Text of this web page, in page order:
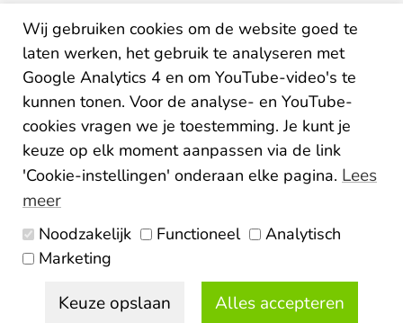
BTW8133.20.343.B.01
KvK34207150
IBANNL26ABNA0507435125
Algemene voorwaarden
Disclaimer Colofon
© 2026 Elaa
Wij gebruiken cookies om de website goed te
laten werken, het gebruik te analyseren met
Google Analytics 4 en om YouTube-video's te
kunnen tonen. Voor de analyse- en YouTube-
cookies vragen we je toestemming. Je kunt je
keuze op elk moment aanpassen via de link
'Cookie-instellingen' onderaan elke pagina. Lees
meer
Noodzakelijk Functioneel
Analytisch
Marketing
Keuze opslaan Alles accepteren